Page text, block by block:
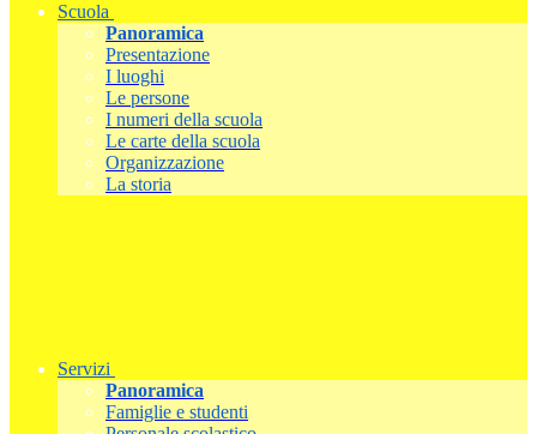
Scuola
Panoramica
Presentazione
I luoghi
Le persone
I numeri della scuola
Le carte della scuola
Organizzazione
La storia
Servizi
Panoramica
Famiglie e studenti